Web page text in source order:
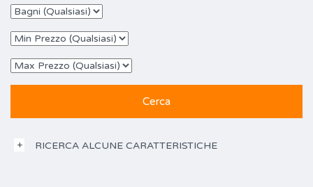
RICERCA ALCUNE CARATTERISTICHE